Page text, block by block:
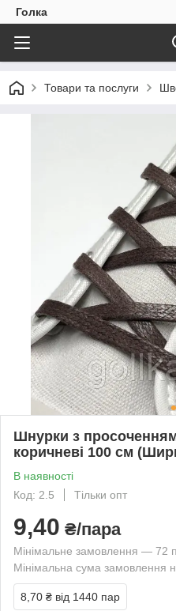
Голка
Товари та послуги
Шнурки з
коричневі 100 см
В наявності
Код: 2.5
Тільки опт
9,40 ₴/пара
Мінімальне замовлення — 72
Мінімальна сума замовлення
8,70 ₴ від 1440 пар